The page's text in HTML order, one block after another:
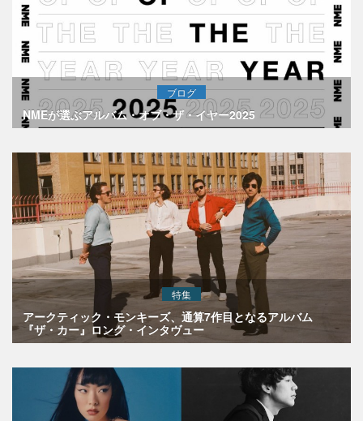
ブログ
NMEが選ぶアルバム・オブ・ザ・イヤー2025
特集
アークティック・モンキーズ、通算7作目となるアルバム
『ザ・カー』ロング・インタヴュー